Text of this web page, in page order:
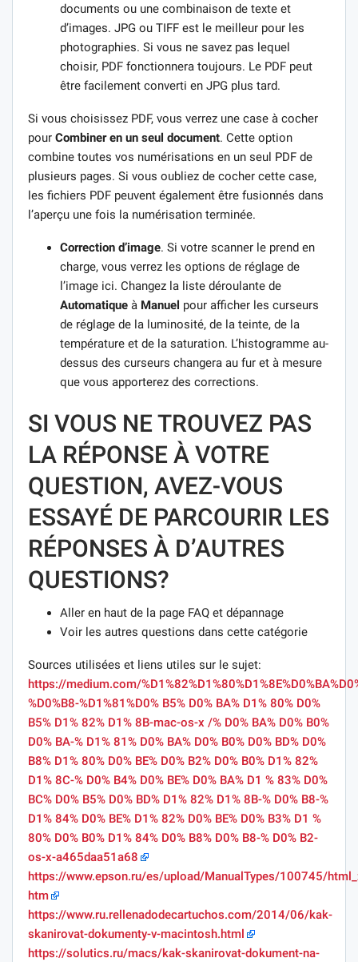
documents ou une combinaison de texte et
d’images. JPG ou TIFF est le meilleur pour les
photographies. Si vous ne savez pas lequel
choisir, PDF fonctionnera toujours. Le PDF peut
être facilement converti en JPG plus tard.
Si vous choisissez PDF, vous verrez une case à cocher
pour Combiner en un seul document. Cette option
combine toutes vos numérisations en un seul PDF de
plusieurs pages. Si vous oubliez de cocher cette case,
les fichiers PDF peuvent également être fusionnés dans
l’aperçu une fois la numérisation terminée.
Correction d’image. Si votre scanner le prend en
charge, vous verrez les options de réglage de
l’image ici. Changez la liste déroulante de
Automatique à Manuel pour afficher les curseurs
de réglage de la luminosité, de la teinte, de la
température et de la saturation. L’histogramme au-
dessus des curseurs changera au fur et à mesure
que vous apporterez des corrections.
SI VOUS NE TROUVEZ PAS
LA RÉPONSE À VOTRE
QUESTION, AVEZ-VOUS
ESSAYÉ DE PARCOURIR LES
RÉPONSES À D’AUTRES
QUESTIONS?
Aller en haut de la page FAQ et dépannage
Voir les autres questions dans cette catégorie
Sources utilisées et liens utiles sur le sujet:
https://medium.com/
%D0%B8-%D1%81%D0% B5% D0% BA% D1% 80% D0%
B5% D1% 82% D1% 8B-mac-os-x /% D0% BA% D0% B0%
D0% BA-% D1% 81% D0% BA% D0% B0% D0% BD% D0%
B8% D1% 80% D0% BE% D0% B2% D0% B0% D1% 82%
D1% 8C-% D0% B4% D0% BE% D0% BA% D1 % 83% D0%
BC% D0% B5% D0% BD% D1% 82% D1% 8B-% D0% B8-%
D1% 84% D0% BE% D1% 82% D0% BE% D0% B3% D1 %
80% D0% B0% D1% 84% D0% B8% D0% B8-% D0% B2-
os-x-a465daa51a68
https://www.epson.ru/es/upload/ManualTypes/100745/
htm
https://www.ru.rellenadodecartuchos.com/2014/06/kak-
skanirovat-dokumenty-v-macintosh.html
https://solutics.ru/macs/kak-skanirovat-dokument-na-